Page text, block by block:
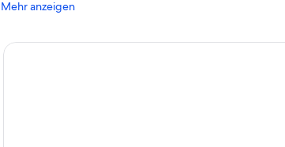
Mehr anzeigen